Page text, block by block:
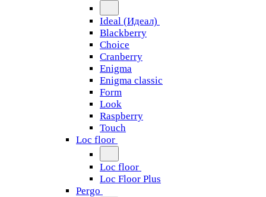
Ideal (Идеал)
Blackberry
Choice
Cranberry
Enigma
Enigma classic
Form
Look
Raspberry
Touch
Loc floor
Loc floor
Loc Floor Plus
Pergo